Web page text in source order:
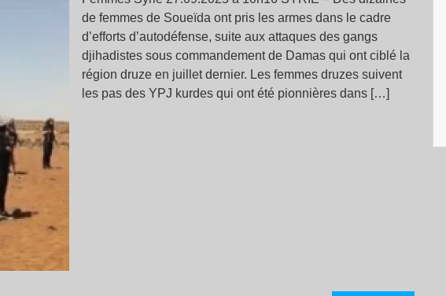
de femmes de Soueïda ont pris les armes dans le cadre
d’efforts d’autodéfense, suite aux attaques des gangs
djihadistes sous commandement de Damas qui ont ciblé la
région druze en juillet dernier. Les femmes druzes suivent
les pas des YPJ kurdes qui ont été pionnières dans […]